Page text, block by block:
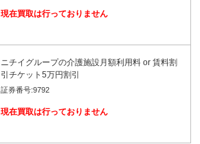
現在買取は行っておりません
ニチイグループの介護施設月額利用料 or 賃料割
引チケット5万円割引
証券番号:9792
現在買取は行っておりません